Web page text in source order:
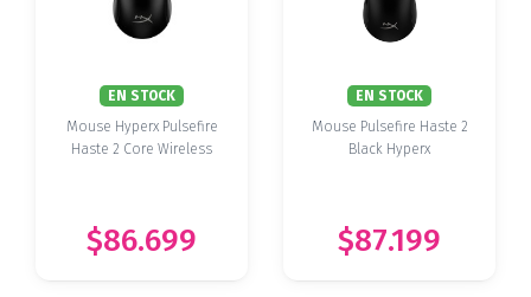
EN STOCK
Mouse Hyperx Pulsefire
Haste 2 Core Wireless
$86.699
EN STOCK
Mouse Pulsefire Haste 2
Black Hyperx
$87.199